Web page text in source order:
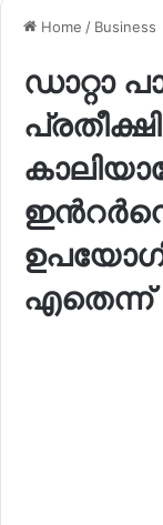
Home / Business
ഡാറ്റാ
എതെന്ന്